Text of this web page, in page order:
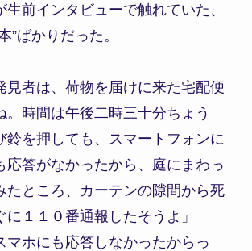
生前インタビューで触れていた、
”ばかりだった。
見者は、荷物を届けに来た宅配便
。時間は午後二時三十分ちょう
鈴を押しても、スマートフォンに
応答がなかったから、庭にまわっ
たところ、カーテンの隙間から死
１１０番通報したそうよ」
マホにも応答しなかったからっ